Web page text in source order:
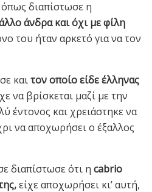
όπως διαπίστωσε η
άνδρα και όχι με φίλη
του ήταν αρκετό για να τον
καιτον οποίο είδε έλληνας
να βρίσκεται μαζί με την
έντονος και χρειάστηκε να
να αποχωρήσει ο έξαλλος
διαπίστωσε ότι η cabrio
είχε αποχωρήσει κι’ αυτή,